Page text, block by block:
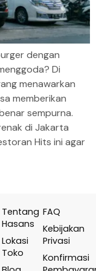
dengan
Di
menawarkan
memberikan
sempurna.
di Jakarta
Hits ini agar
Tentang
Hasans
Lokasi
Toko
FAQ
Kebijakan
Privasi
Konfirmasi